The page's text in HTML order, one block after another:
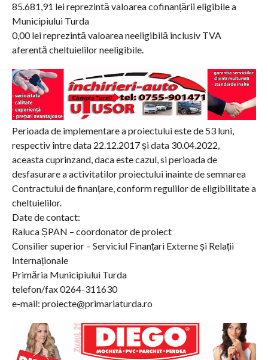
85.681,91 lei reprezintă valoarea cofinanțării eligibile a
Municipiului Turda
0,00 lei reprezintă valoarea neeligibilă inclusiv TVA
aferentă cheltuielilor neeligibile.
Perioada de implementare a proiectului este de 53 luni,
respectiv între data 22.12.2017 și data 30.04.2022,
aceasta cuprinzand, daca este cazul, si perioada de
desfasurare a activitatilor proiectului inainte de semnarea
Contractului de finanțare, conform regulilor de eligibilitate a
cheltuielilor.
Date de contact:
Raluca ȘPAN – coordonator de proiect
Consilier superior – Serviciul Finanțari Externe și Relații
Internaționale
Primăria Municipiului Turda
telefon/fax 0264-311630
e-mail: proiecte@primariaturda.ro